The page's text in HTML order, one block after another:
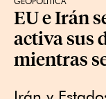
EU e Irán
activa sus
mientras